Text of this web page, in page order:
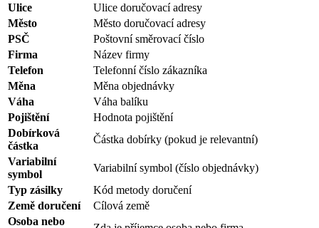
Ulice
Ulice doručovací adresy
Město
Město doručovací adresy
PSČ
Poštovní směrovací číslo
Firma
Název firmy
Telefon
Telefonní číslo zákazníka
Měna
Měna objednávky
Váha
Váha balíku
Pojištění
Hodnota pojištění
Dobírková
částka
Částka dobírky (pokud je relevantní)
Variabilní
symbol
Variabilní symbol (číslo objednávky)
Typ zásilky
Kód metody doručení
Země doručení
Cílová země
Osoba nebo